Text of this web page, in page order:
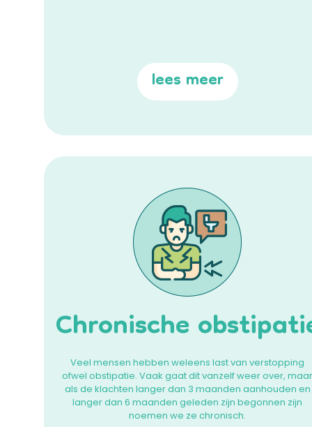
lees meer
Chronische
Veel mensen hebben weleens last van verstopping
ofwel obstipatie. Vaak gaat dit vanzelf weer over, maar
als de klachten langer dan 3 maanden aanhouden en
langer dan 6 maanden geleden zijn begonnen zijn
noemen we ze chronisch.